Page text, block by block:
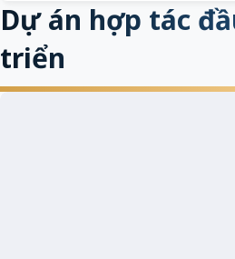
Dự án hợp tác
triển